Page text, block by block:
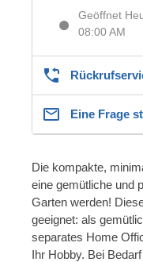
Geöffnet
08:00 AM
Eine Frage
Die kompakte,
eine gemütliche und
Garten werden!
geeignet: als
separates Home
Ihr Hobby. Bei